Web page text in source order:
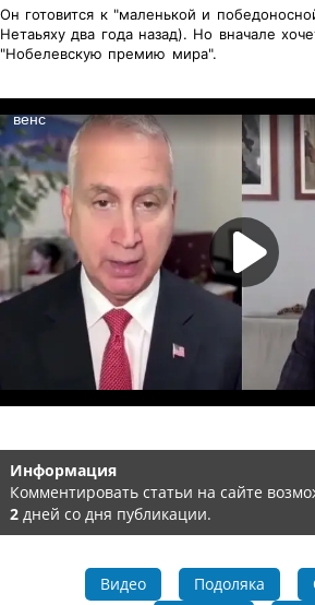
Он готовится к "маленькой и
Нетаьяху два года назад). Но вначале
"Нобелевскую премию мира".
Информация
Комментировать статьи на сайте
2 дней со дня публикации.
Видео Подоляка